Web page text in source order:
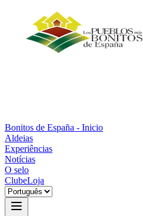
Bonitos de España - Inicio
Aldeias
Experiências
Notícias
O selo
ClubeLoja